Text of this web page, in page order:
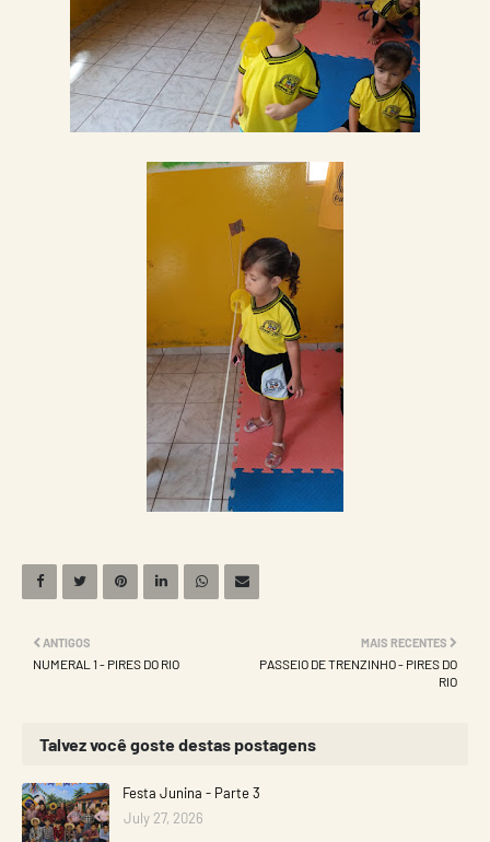
MAIS RECENTES
PASSEIO DE TRENZINHO - PIRES DO
RIO
ANTIGOS
NUMERAL 1 - PIRES DO RIO
Talvez você goste destas postagens
Festa Junina - Parte 3
July 27, 2026